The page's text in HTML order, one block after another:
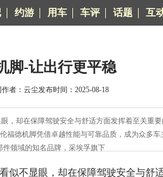
约游 用车 车评 话题 互
脚-让出行更平稳
者：云尘发布时间：2025-08-18
却在保障驾驶安全与舒适方面发挥着至关重要
福德机脚凭借卓越性能与可靠品质，成为众多车
域的知名品牌，采埃孚旗下
不显眼，却在保障驾驶安全与舒